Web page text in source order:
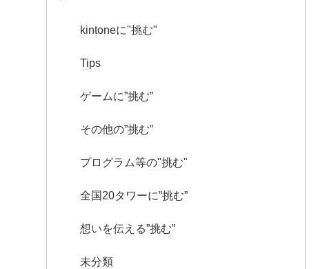
kintoneに"挑む"
Tips
ゲームに”挑む”
その他の”挑む”
プログラム等の"挑む"
全国20タワーに”挑む”
想いを伝える”挑む”
未分類